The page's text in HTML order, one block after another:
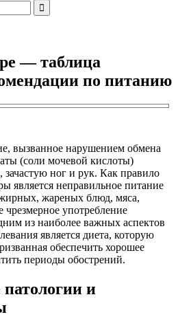
— таблица
по питанию
вызванное нарушением обмена
(соли мочевой кислоты)
зачастую ног и рук. Как правило
является неправильное питание
жареных блюд, мяса,
употребление
из наиболее важных аспектов
является диета, которую
обеспечить хорошее
периоды обострений.
и